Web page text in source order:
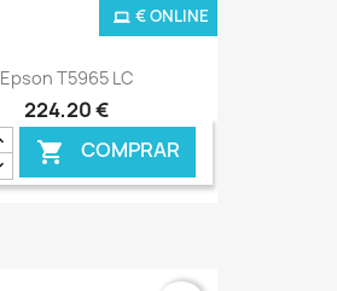
Epson T5965 LC
224,20 €
 COMPRAR
€ ONLINE